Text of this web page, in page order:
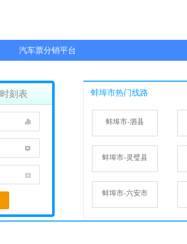
汽车票分销平台
时刻表
1
1
蚌埠市热门线路
蚌埠市-泗县
蚌埠市-灵璧县
蚌埠市-六安市